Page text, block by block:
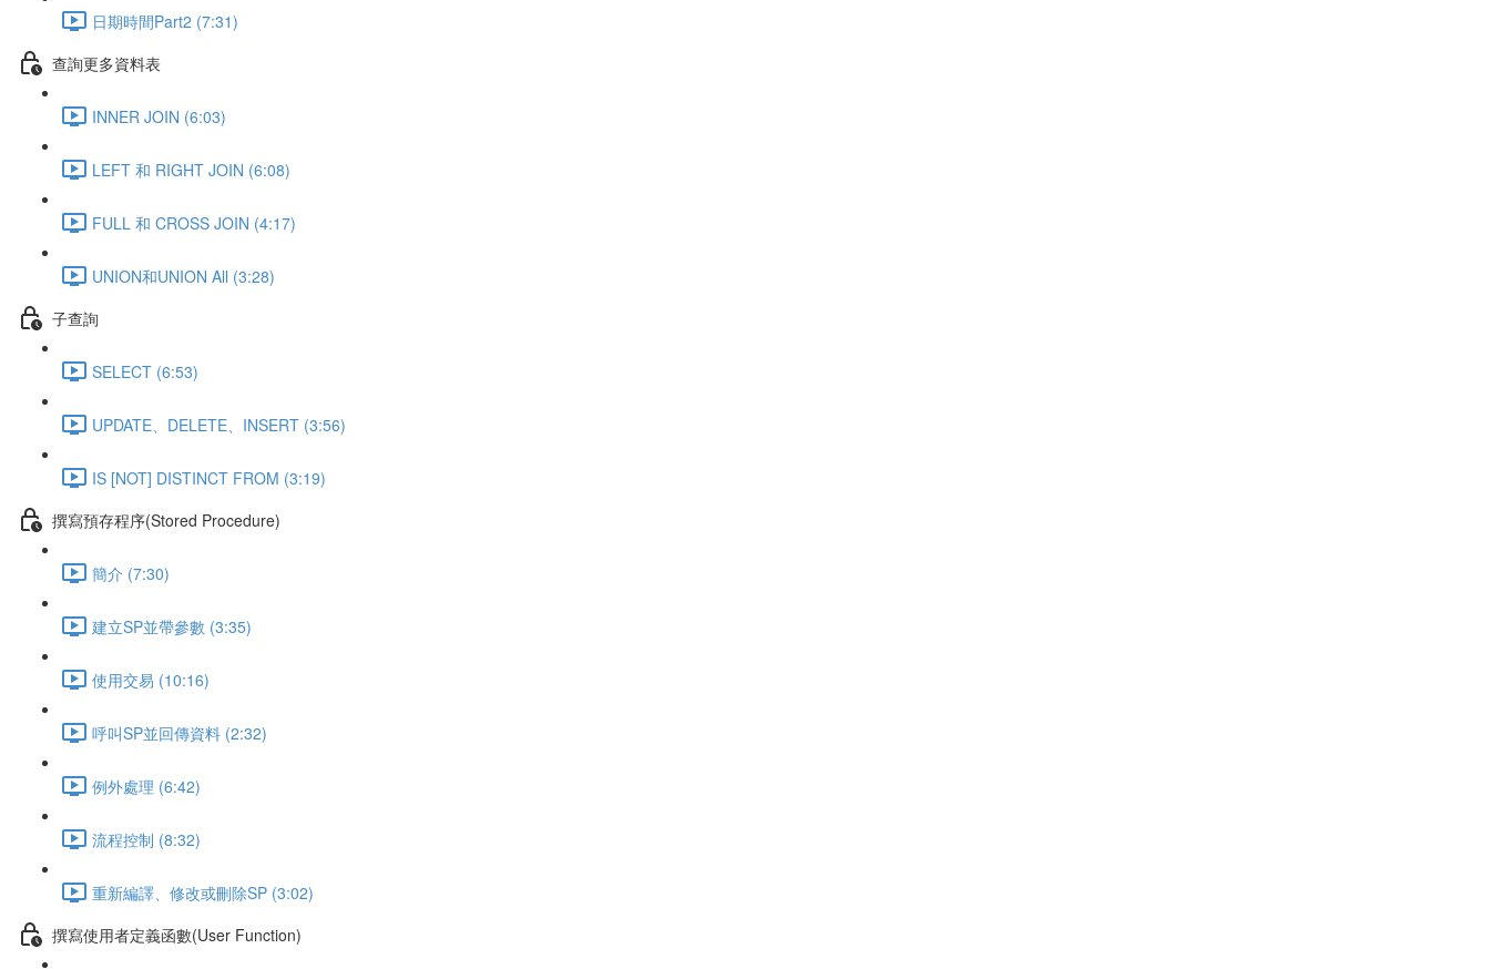
日期時間Part2 (7:31)
查詢更多資料表
INNER JOIN (6:03)
LEFT 和 RIGHT JOIN (6:08)
FULL 和 CROSS JOIN (4:17)
UNION和UNION All (3:28)
子查詢
SELECT (6:53)
UPDATE、DELETE、INSERT (3:56)
IS [NOT] DISTINCT FROM (3:19)
撰寫預存程序(Stored Procedure)
簡介 (7:30)
建立SP並帶參數 (3:35)
使用交易 (10:16)
呼叫SP並回傳資料 (2:32)
例外處理 (6:42)
流程控制 (8:32)
重新編譯、修改或刪除SP (3:02)
撰寫使用者定義函數(User Function)